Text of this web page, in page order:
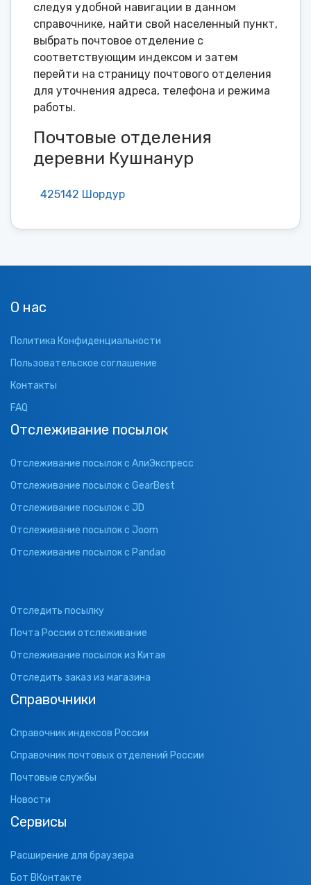
следуя удобной навигации в данном
справочнике, найти свой населенный пункт,
выбрать почтовое отделение с
соответствующим индексом и затем
перейти на страницу почтового отделения
для уточнения адреса, телефона и режима
работы.
Почтовые отделения
деревни Кушнанур
425142 Шордур
О нас
Политика Конфиденциальности
Пользовательское соглашение
Контакты
FAQ
Отслеживание посылок
Отслеживание посылок с АлиЭкспресс
Отслеживание посылок с GearBest
Отслеживание посылок с JD
Отслеживание посылок с Joom
Отслеживание посылок с Pandao
Отследить посылку
Почта России отслеживание
Отслеживание посылок из Китая
Отследить заказ из магазина
Справочники
Справочник индексов России
Справочник почтовых отделений России
Почтовые службы
Новости
Сервисы
Расширение для браузера
Бот ВКонтакте